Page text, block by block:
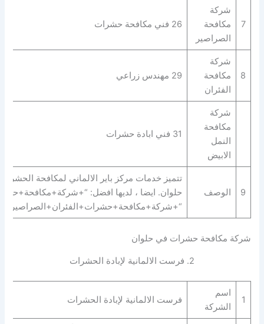
7
شركة
مكافحة
الصراصير
26 فني مكافحة حشرات
8
شركة
مكافحة
الفئران
29 مهندس زراعي
شركة
مكافحة
النمل
الابيض
31 فني ابادة حشرات
9 الوصف
تتميز خدمات مركز باير الالماني لمكافحة
حلوان. ايضا ، لديها افضل:
شركة مكافحة حشرات في حلوان
2. فرست الالمانية لإبادة الحشرات
1
اسم
الشركة
فرست الالمانية لإبادة الحشرات